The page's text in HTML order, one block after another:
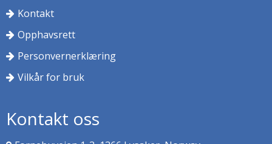
Kontakt
Opphavsrett
Personvernerklæring
Vilkår for bruk
Kontakt oss